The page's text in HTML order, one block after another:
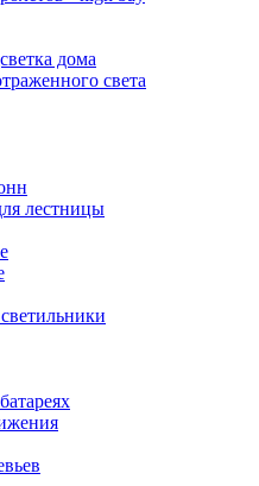
дома
света
лестницы